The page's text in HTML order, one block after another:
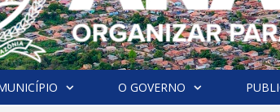
O GOVERNO